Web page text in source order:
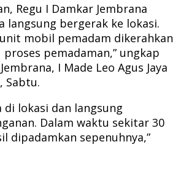
Regu I Damkar Jembrana
langsung bergerak ke lokasi.
mobil pemadam dikerahkan
pemadaman,” ungkap
I Made Leo Agus Jaya
Sabtu.
di lokasi dan langsung
Dalam waktu sekitar 30
dipadamkan sepenuhnya,”